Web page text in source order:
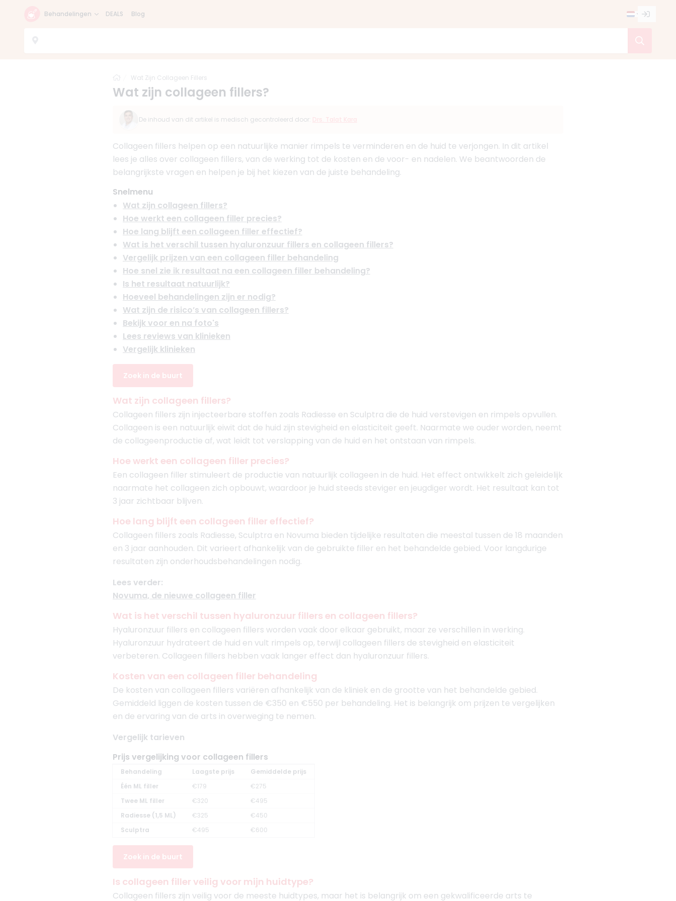
Behandelingen DEALS Blog
Home
Wat Zijn Collageen Fillers
Wat zijn collageen fillers?
De inhoud van dit artikel is medisch gecontroleerd door: Drs. Talat Kara
Collageen fillers helpen op een natuurlijke manier rimpels te verminderen en de huid te verjongen. In dit artikel
lees je alles over collageen fillers, van de werking tot de kosten en de voor- en nadelen. We beantwoorden de
belangrijkste vragen en helpen je bij het kiezen van de juiste behandeling.
Snelmenu
Wat zijn collageen fillers?
Hoe werkt een collageen filler precies?
Hoe lang blijft een collageen filler effectief?
Wat is het verschil tussen hyaluronzuur fillers en collageen fillers?
Vergelijk prijzen van een collageen filler behandeling
Hoe snel zie ik resultaat na een collageen filler behandeling?
Is het resultaat natuurlijk?
Hoeveel behandelingen zijn er nodig?
Wat zijn de risico’s van collageen fillers?
Bekijk voor en na foto's
Lees reviews van klinieken
Vergelijk klinieken
Zoek in de buurt
Wat zijn collageen fillers?
Collageen fillers zijn injecteerbare stoffen zoals Radiesse en Sculptra die de huid verstevigen en rimpels opvullen.
Collageen is een natuurlijk eiwit dat de huid zijn stevigheid en elasticiteit geeft. Naarmate we ouder worden, neemt
de collageenproductie af, wat leidt tot verslapping van de huid en het ontstaan van rimpels.
Hoe werkt een collageen filler precies?
Een collageen filler stimuleert de productie van natuurlijk collageen in de huid. Het effect ontwikkelt zich geleidelijk
naarmate het collageen zich opbouwt, waardoor je huid steeds steviger en jeugdiger wordt. Het resultaat kan tot
3 jaar zichtbaar blijven.
Hoe lang blijft een collageen filler effectief?
Collageen fillers zoals Radiesse, Sculptra en Novuma bieden tijdelijke resultaten die meestal tussen de 18 maanden
en 3 jaar aanhouden. Dit varieert afhankelijk van de gebruikte filler en het behandelde gebied. Voor langdurige
resultaten zijn onderhoudsbehandelingen nodig.
Lees verder:
Novuma, de nieuwe collageen filler
Wat is het verschil tussen hyaluronzuur fillers en collageen fillers?
Hyaluronzuur fillers en collageen fillers worden vaak door elkaar gebruikt, maar ze verschillen in werking.
Hyaluronzuur hydrateert de huid en vult rimpels op, terwijl collageen fillers de stevigheid en elasticiteit
verbeteren. Collageen fillers hebben vaak langer effect dan hyaluronzuur fillers.
Kosten van een collageen filler behandeling
De kosten van collageen fillers variëren afhankelijk van de kliniek en de grootte van het behandelde gebied.
Gemiddeld liggen de kosten tussen de €350 en €550 per behandeling. Het is belangrijk om prijzen te vergelijken
en de ervaring van de arts in overweging te nemen.
Vergelijk tarieven
Prijs vergelijking voor collageen fillers
Behandeling Laagste prijs
Gemiddelde prijs
Één ML filler
€179
€275
Twee ML filler
€320
€495
Radiesse (1,5 ML)
€325
€450
Sculptra
€495 €600
Zoek in de buurt
Is collageen filler veilig voor mijn huidtype?
Collageen fillers zijn veilig voor de meeste huidtypes, maar het is belangrijk om een gekwalificeerde arts te